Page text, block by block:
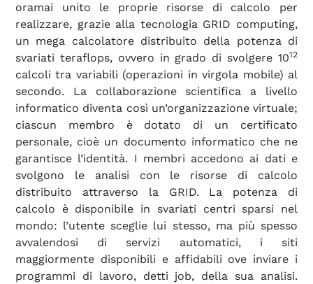
oramai unito le proprie risorse di calcolo per
realizzare, grazie alla tecnologia GRID computing,
un mega calcolatore distribuito della potenza di
svariati teraflops, ovvero in grado di svolgere 1012
calcoli tra variabili (operazioni in virgola mobile) al
secondo. La collaborazione scientifica a livello
informatico diventa così un’organizzazione virtuale;
ciascun membro è dotato di un certificato
personale, cioè un documento informatico che ne
garantisce l’identità. I membri accedono ai dati e
svolgono le analisi con le risorse di calcolo
distribuito attraverso la GRID. La potenza di
calcolo è disponibile in svariati centri sparsi nel
mondo: l’utente sceglie lui stesso, ma più spesso
avvalendosi di servizi automatici, i siti
maggiormente disponibili e affidabili ove inviare i
programmi di lavoro, detti job, della sua analisi.